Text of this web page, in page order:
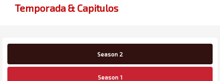
Temporada & Capitulos
Season 2
Season 1